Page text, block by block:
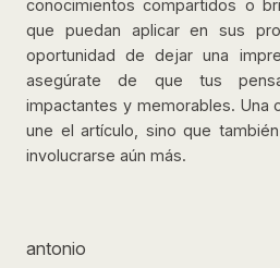
conocimientos compartidos o
que puedan aplicar en sus
oportunidad de dejar una
asegúrate de que tus
impactantes y memorables. Una
une el artículo, sino que
involucrarse aún más.
antonio